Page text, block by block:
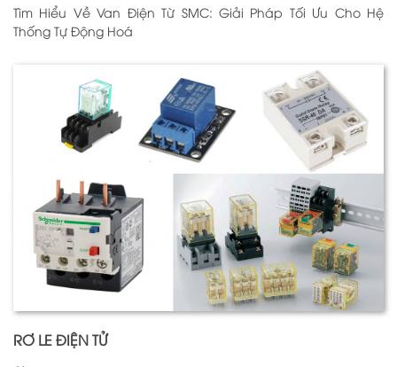
Tìm Hiểu Về Van Điện Từ SMC: Giải Pháp Tối Ưu Cho Hệ
Thống Tự Động Hoá
RƠ LE ĐIỆN TỬ